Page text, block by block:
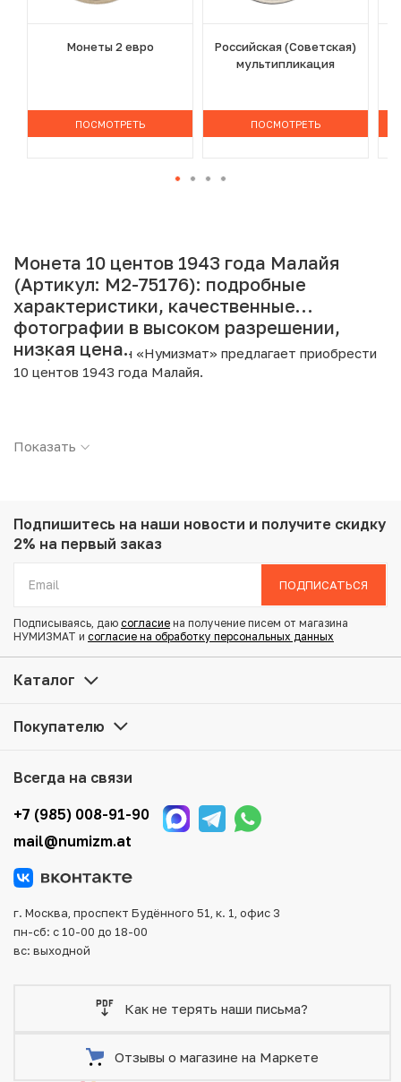
Монеты 2 евро
ПОСМОТРЕТЬ
Российская (Советская)
мультипликация
ПОСМОТРЕТЬ
Монета 10 центов 1943 года Малайя
(Артикул: M2-75176): подробные
характеристики, качественные
фотографии в высоком разрешении,
низкая цена.
Интернет магазин «Нумизмат» предлагает приобрести
10 центов 1943 года Малайя.
Страна: Малайя
Проба: 500
Вес: 2.7 г
Тираж: 5.000.000
Купить 10 центов 1943 года Малайя по привлекательной
цене можно в нашем интернет-магазине — Вам
нашем складе.
того, возможен самовывоз товара из офиса магазина.
Для вашего удобства представлены несколько способов
оплаты и доставки заказа. Все отправления надежно и
тщательно упаковываются, что исключает возможность
Показать
Подпишитесь на наши новости и получите скидку
2% на первый заказ
ПОДПИСАТЬСЯ
Подписываясь, даю согласие на получение писем от магазина
НУМИЗМАТ и согласие на обработку персональных данных
Каталог
Покупателю
Всегда на связи
+7 (985) 008-91-90
mail@numizm.at
г. Москва, проспект Будённого 51, к. 1, офис 3
пн-сб: с 10-00 до 18-00
вс: выходной
Как не терять наши письма?
Отзывы о магазине на Маркете